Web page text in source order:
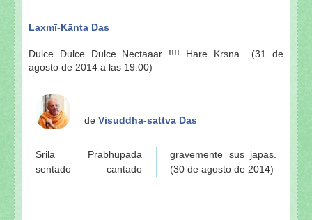
Laxmī-Kānta Das
Dulce Dulce Dulce Nectaaar !!!! Hare Krsna (31 de
agosto de 2014 a las 19:00)
de Visuddha-sattva Das
Srila Prabhupada
sentado cantado
gravemente sus japas.
(30 de agosto de 2014)